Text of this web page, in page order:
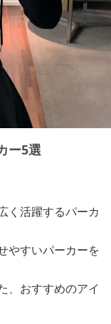
ー5選
く活躍するパーカ
やすいパーカーを
、おすすめのアイ